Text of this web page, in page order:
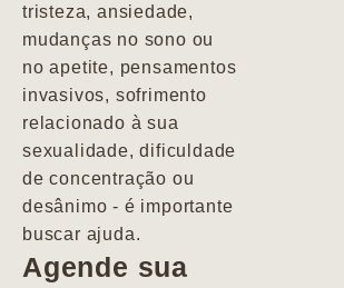
tristeza, ansiedade,
mudanças no sono ou
no apetite, pensamentos
invasivos, sofrimento
relacionado à sua
sexualidade, dificuldade
de concentração ou
desânimo - é importante
buscar ajuda.
Agende sua